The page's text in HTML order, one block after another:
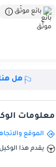
بائع موثّق
هل
معلومات
الموقع
يقدم هذا